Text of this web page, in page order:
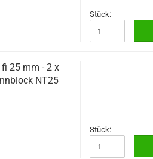
Stück:
25 mm - 2 x
NT25
Stück: